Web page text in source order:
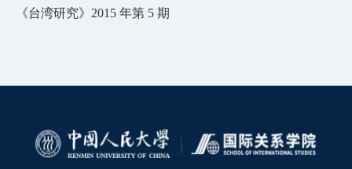
《台湾研究》 2015 年第 5 期